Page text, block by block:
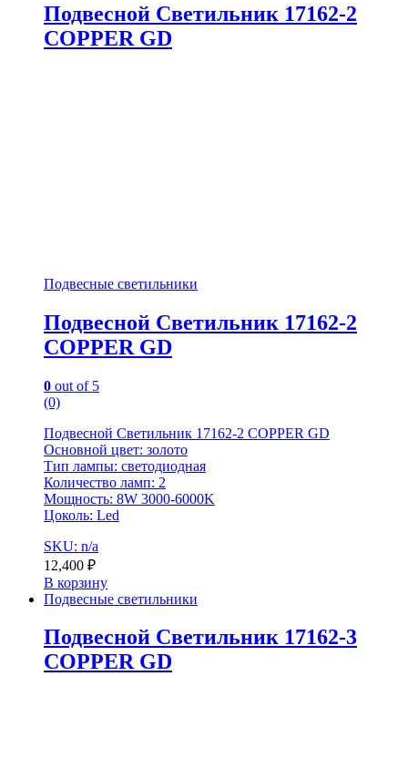
Подвесной Светильник 17162-2
COPPER GD
Подвесные светильники
Подвесной Светильник 17162-2
COPPER GD
0 out of 5
(0)
Подвесной Светильник 17162-2 COPPER GD
Основной цвет: золото
Тип лампы: светодиодная
Количество ламп: 2
Мощность: 8W 3000-6000K
Цоколь: Led
SKU: n/a
12,400 ₽
В корзину
Подвесные светильники
Подвесной Светильник 17162-3
COPPER GD